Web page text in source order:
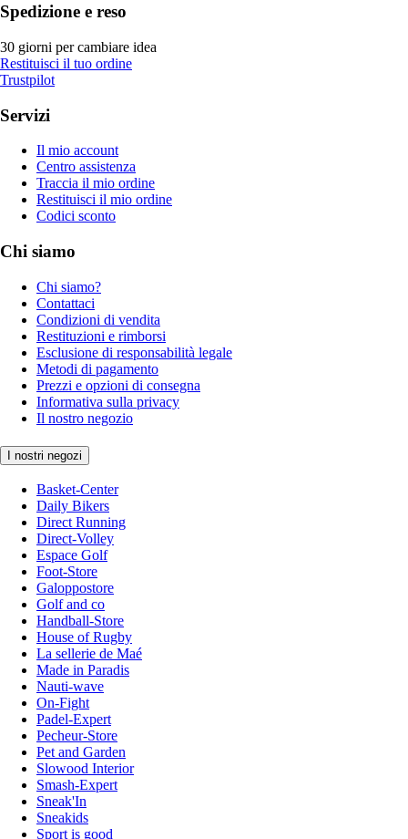
Spedizione e reso
30 giorni per cambiare idea
Restituisci il tuo ordine
Trustpilot
Servizi
Il mio account
Centro assistenza
Traccia il mio ordine
Restituisci il mio ordine
Codici sconto
Chi siamo
Chi siamo?
Contattaci
Condizioni di vendita
Restituzioni e rimborsi
Esclusione di responsabilità legale
Metodi di pagamento
Prezzi e opzioni di consegna
Informativa sulla privacy
Il nostro negozio
I nostri negozi
Basket-Center
Daily Bikers
Direct Running
Direct-Volley
Espace Golf
Foot-Store
Galoppostore
Golf and co
Handball-Store
House of Rugby
La sellerie de Maé
Made in Paradis
Nauti-wave
On-Fight
Padel-Expert
Pecheur-Store
Pet and Garden
Slowood Interior
Smash-Expert
Sneak'In
Sneakids
Sport is good